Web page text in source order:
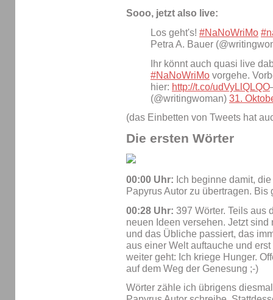
Sooo, jetzt also live:
Los geht's! #NaNoWriMo
Petra A. Bauer
Ihr könnt auch quasi live
#NaNoWriMo vorgehe.
hier: http://t.co/udVyLlQLQO
(@writingwoman) 31.
(das Einbetten von Tweets hat
Die ersten Wörter
00:00 Uhr: Ich beginne damit,
Papyrus Autor zu übertragen. Bis
00:28 Uhr: 397 Wörter. Teils aus
neuen Ideen versehen. Jetzt
und das Übliche passiert, das
aus einer Welt auftauche und
weiter geht: Ich kriege Hunger.
auf dem Weg der Genesung ;-)
Wörter zähle ich übrigens